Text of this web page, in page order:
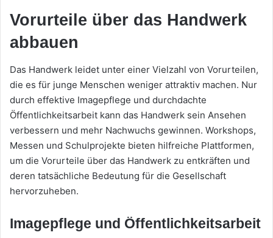
Vorurteile über das Handwerk
abbauen
Das Handwerk leidet unter einer Vielzahl von Vorurteilen,
die es für junge Menschen weniger attraktiv machen. Nur
durch effektive Imagepflege und durchdachte
Öffentlichkeitsarbeit kann das Handwerk sein Ansehen
verbessern und mehr Nachwuchs gewinnen. Workshops,
Messen und Schulprojekte bieten hilfreiche Plattformen,
um die Vorurteile über das Handwerk zu entkräften und
deren tatsächliche Bedeutung für die Gesellschaft
hervorzuheben.
Imagepflege und Öffentlichkeitsarbeit